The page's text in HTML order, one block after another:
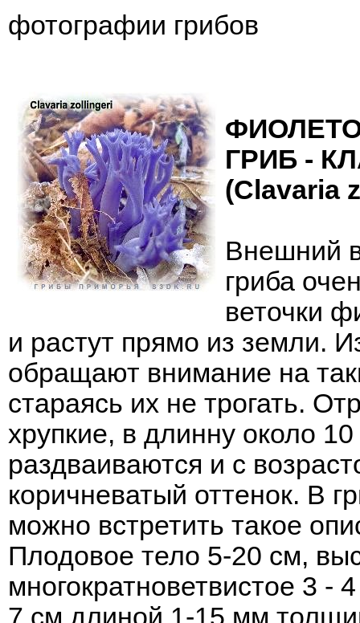
фотографии грибов
ГРИБ -
(Clavaria
Внешний
гриба
веточки
и растут прямо из земли.
обращают внимание на
стараясь их не трогать.
хрупкие, в длинну около
раздваиваются и с
коричневатый оттенок. В
можно встретить такое
Плодовое тело 5-20 см,
многократноветвистое 3 -